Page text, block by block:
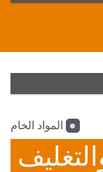
المواد الخام